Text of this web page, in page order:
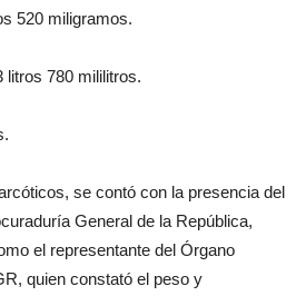
520 miligramos.
litros 780 mililitros.
se contó con la presencia del
General de la República,
el representante del Órgano
quien constató el peso y